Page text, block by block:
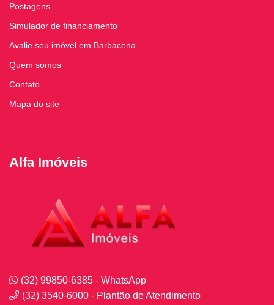
Postagens
Simulador de financiamento
Avalie seu imóvel em Barbacena
Quem somos
Contato
Mapa do site
Alfa Imóveis
(32) 99850-6385 - WhatsApp
(32) 3540-6000 - Plantão de Atendimento